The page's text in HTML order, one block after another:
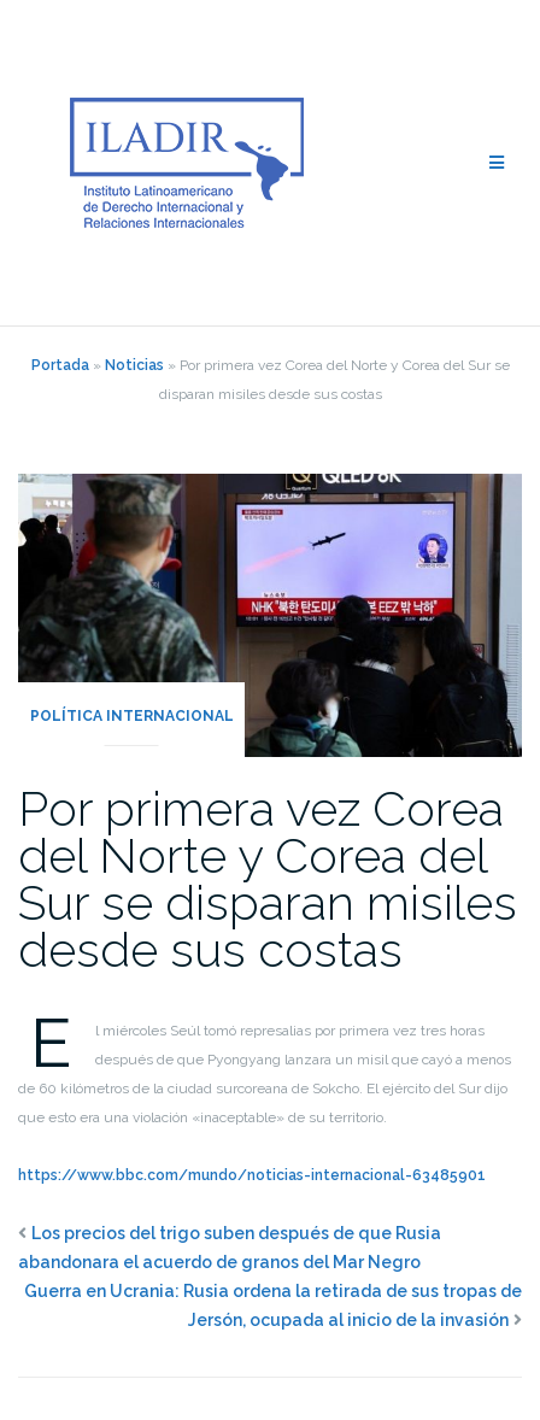
Portada» Noticias » Por primera vez Corea del Norte y Corea del Sur se
disparan misiles desde sus costas
POLÍTICA INTERNACIONAL
Por primera vez Corea
del Norte y Corea del
Sur se disparan misiles
desde sus costas
E
l miércoles Seúl tomó represalias por primera vez tres horas
después de que Pyongyang lanzara un misil que cayó a menos
de 60 kilómetros de la ciudad surcoreana de Sokcho. El ejército del Sur dijo
que esto era una violación «inaceptable» de su territorio.
https://www.bbc.com/mundo/noticias-internacional-63485901
Los precios del trigo suben después de que Rusia
abandonara el acuerdo de granos del Mar Negro
Guerra en Ucrania: Rusia ordena la retirada de sus tropas de
Jersón, ocupada al inicio de la invasión